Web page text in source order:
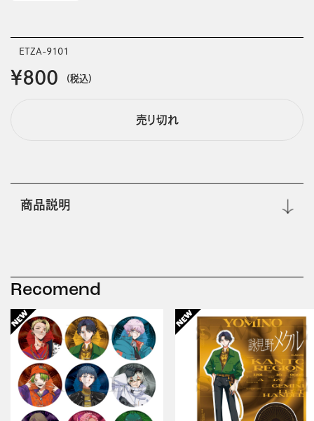
ETZA-9101
￥800 (税込)
売り切れ
商品説明
Recomend